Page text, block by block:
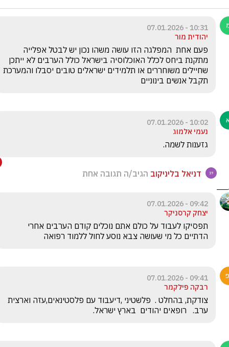
10:31 - 07.01.2026
יהודית מור
תקבל אנשים בינוניים
10:02 - 07.01.2026
נעמי אלמוג
גזענות לשמה.
דניאל בליניקוב הגיב/ה תגובה אחת
09:42 - 07.01.2026
יצחק קרסניקר
הדתיים כל מי שעושה צבא נוסע לחול ללמוד רפואה
09:41 - 07.01.2026
רבקה פילקמר
ערב.   רופאים יהודים  בארץ ישראל.